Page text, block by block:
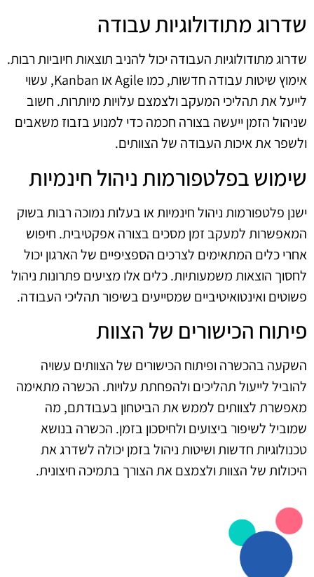
שדרוג מתודולוגיות עבודה
שדרוג מתודולוגיות העבודה יכול להניב תוצאות חיוביות רבות.
אימוץ שיטות עבודה חדשות, כמו Agile או Kanban, עשוי
לייעל את תהליכי המעקב ולצמצם עלויות מיותרות. חשוב
שניהול הזמן ייעשה בצורה חכמה כדי למנוע בזבוז משאבים
ולשפר את איכות העבודה של הצוותים.
שימוש בפלטפורמות ניהול חינמיות
ישנן פלטפורמות ניהול חינמיות או בעלות נמוכה רבות בשוק
המאפשרות למעקב זמן מסכים בצורה אפקטיבית. חיפוש
אחרי כלים המתאימים לצרכים הספציפיים של הארגון יכול
לחסוך הוצאות משמעותיות. כלים אלו מציעים פתרונות ניהול
פשוטים ואינטואיטיביים שמסייעים בשיפור תהליכי העבודה.
פיתוח הכישורים של הצוות
השקעה בהכשרה ופיתוח הכישורים של הצוותים עשויה
להוביל לייעול תהליכים ולהפחתת עלויות. הכשרה מתאימה
מאפשרת לצוותים לממש את הביטחון בעבודתם, מה
שמוביל לשיפור ביצועים ולחיסכון בזמן. הכשרה בנושא
טכנולוגיות חדשות ושיטות ניהול בזמן יכולה לשדרג את
היכולות של הצוות ולצמצם את הצורך בתמיכה חיצונית.